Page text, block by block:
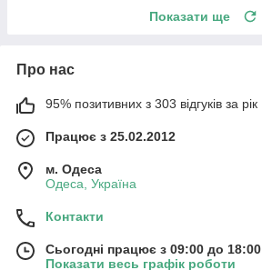
Показати ще
Про нас
95% позитивних з 303 відгуків за рік
Працює з 25.02.2012
м. Одеса
Одеса, Україна
Контакти
Сьогодні працює з 09:00 до 18:00
Показати весь графік роботи